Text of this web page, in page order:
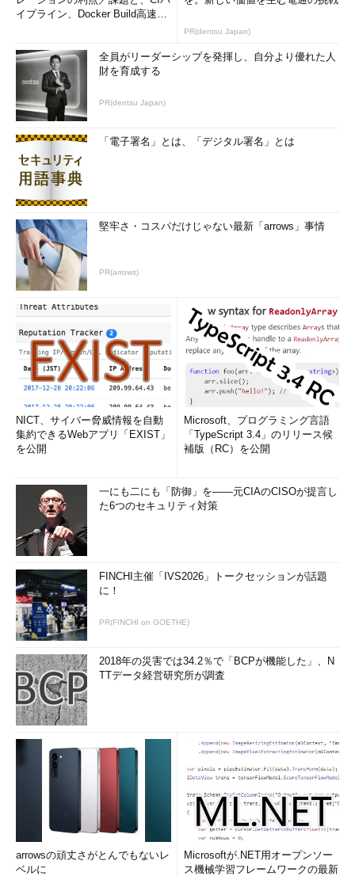
イプライン、Docker Build高速化
PR(dentsu Japan)
全員がリーダーシップを発揮し、自分より優れた人
財を育成する
PR(dentsu Japan)
「電子署名」とは、「デジタル署名」とは
堅牢さ・コスパだけじゃない最新「arrows」事情
PR(arrows)
NICT、サイバー脅威情報を自動
集約できるWebアプリ「EXIST」
を公開
Microsoft、プログラミング言語
「TypeScript 3.4」のリリース候
補版（RC）を公開
一にも二にも「防御」を――元CIAのCISOが提言し
た6つのセキュリティ対策
FINCHI主催「IVS2026」トークセッションが話題
に！
PR(FINCHI on GOETHE)
2018年の災害では34.2％で「BCPが機能した」、N
TTデータ経営研究所が調査
arrowsの頑丈さがとんでもないレ
ベルに
Microsoftが.NET用オープンソー
ス機械学習フレームワークの最新